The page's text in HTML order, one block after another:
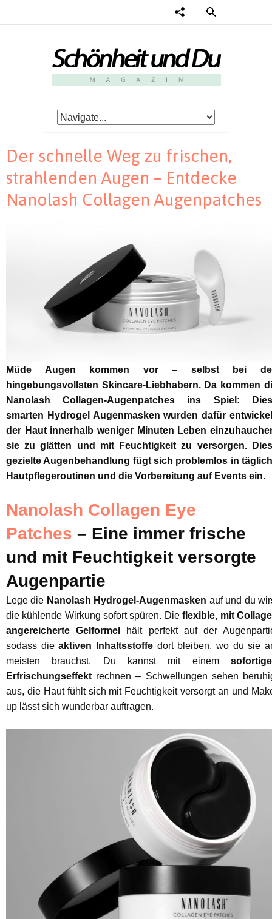
Der schnelle Weg zu frischen,
strahlenden Augen – Entdecke
Nanolash Collagen Augenpatches
Müde Augen kommen vor – selbst bei
hingebungsvollsten Skincare-Liebhabern. Da kommen
Nanolash Collagen-Augenpatches ins Spiel:
smarten Hydrogel Augenmasken wurden dafür
der Haut innerhalb weniger Minuten Leben
sie zu glätten und mit Feuchtigkeit zu versorgen.
gezielte Augenbehandlung fügt sich problemlos in
Hautpflegeroutinen und die Vorbereitung auf Events ein.
Nanolash Collagen Eye
Patches – Eine immer frische
und mit Feuchtigkeit versorgte
Augenpartie
Lege die Nanolash Hydrogel-Augenmasken auf und du
die kühlende Wirkung sofort spüren. Dieflexible, mit
angereicherte Gelformel
hält perfekt auf der
sodass dieaktiven Inhaltsstoffe dort bleiben, wo du sie
meisten brauchst. Du kannst mit einem
Erfrischungseffekt rechnen – Schwellungen sehen
aus, die Haut fühlt sich mit Feuchtigkeit versorgt an und
up lässt sich wunderbar auftragen.